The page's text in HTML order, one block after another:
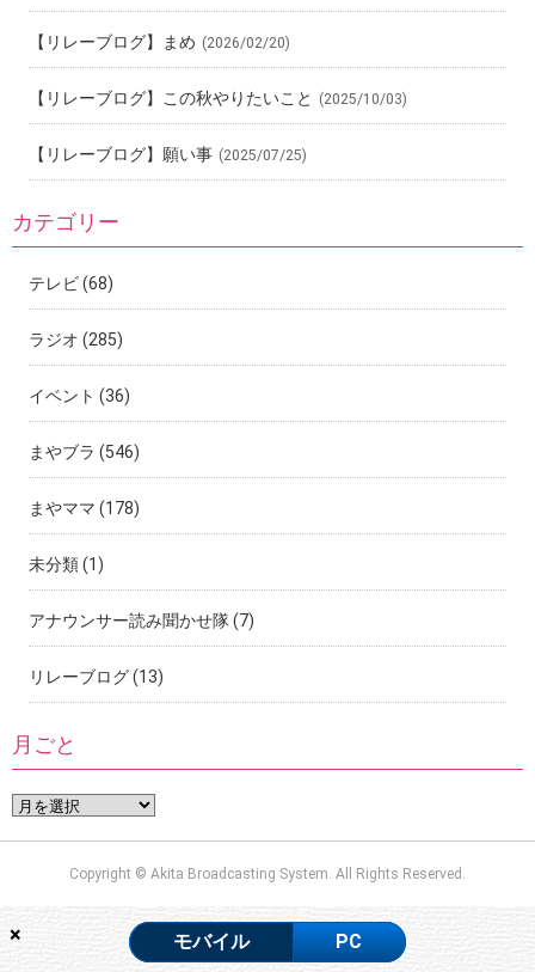
×
【リレーブログ】まめ (2026/02/20)
【リレーブログ】この秋やりたいこと (2025/10/03)
【リレーブログ】願い事 (2025/07/25)
カテゴリー
テレビ(68)
ラジオ (285)
イベント (36)
まやブラ (546)
まやママ (178)
未分類(1)
アナウンサー読み聞かせ隊(7)
リレーブログ(13)
月ごと
Copyright © Akita Broadcasting System. All Rights Reserved.
モバイル PC